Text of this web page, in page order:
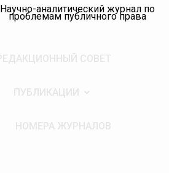
Научно-аналитический журнал по
проблемам публичного права